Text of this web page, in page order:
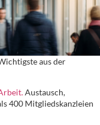
aus der
Austausch,
400 Mitgliedskanzleien